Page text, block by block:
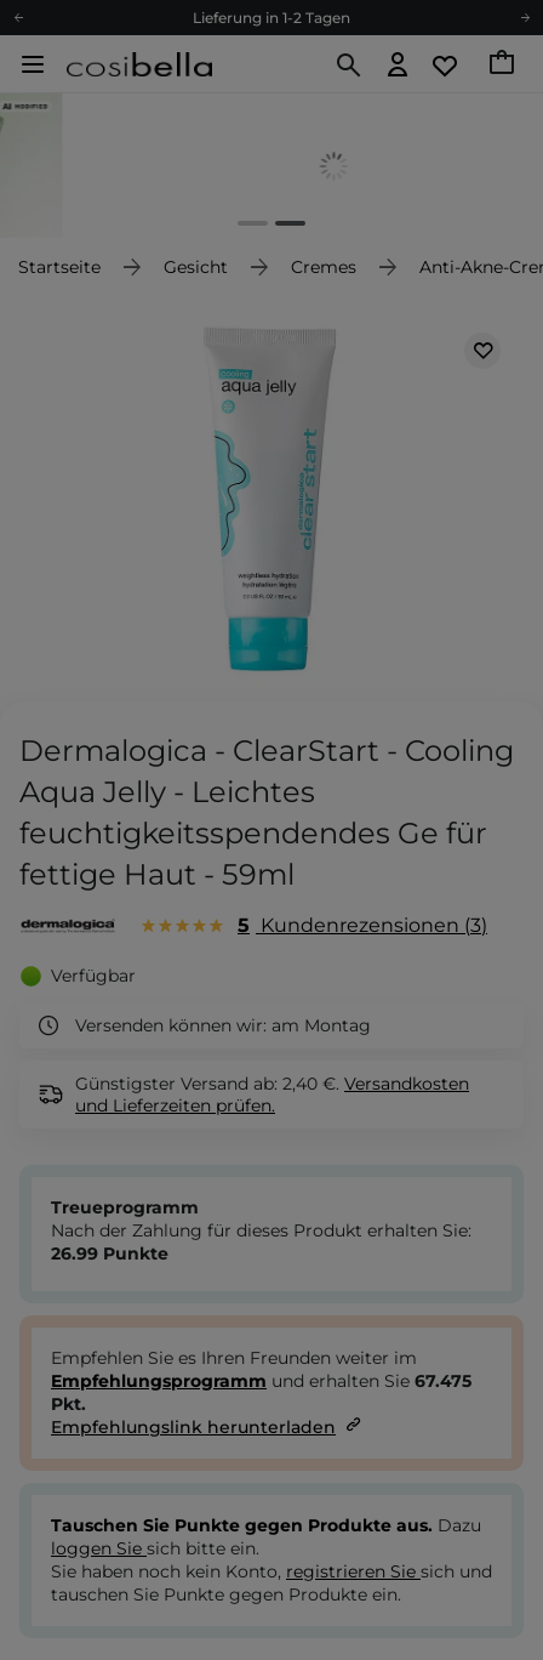
Lieferung in 1-2 Tagen
Empfehle uns weiter und sammle noch mehr Punkte
Versand nach Deutschland und Österreich
Lieferung in 1-2 Tagen
Empfehle uns weiter und sammle noch mehr Punkte
Ökologie
Startseite Gesicht Cremes Anti-Akne-
Dermalogica - ClearStart - Cooling
Aqua Jelly - Leichtes
feuchtigkeitsspendendes Ge für
fettige Haut - 59ml
5 Kundenrezensionen 3
Verfügbar
Versenden können wir: am Montag
Günstigster Versand ab: 2,40 €. Versandkosten
und Lieferzeiten prüfen.
Treueprogramm
Nach der Zahlung für dieses Produkt erhalten Sie:
26.99 Punkte
Empfehlen Sie es Ihren Freunden weiter im
Empfehlungsprogramm und erhalten Sie 67.475
Pkt.
Empfehlungslink herunterladen
Tauschen Sie Punkte gegen Produkte aus. Dazu
loggen Sie sich bitte ein.
Sie haben noch kein Konto, registrieren Sie sich und
tauschen Sie Punkte gegen Produkte ein.